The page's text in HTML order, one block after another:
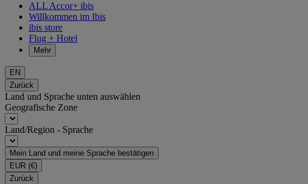
ALL Accor+ ibis
Willkommen im Ibis
ibis store
Flug + Hotel
Mehr
EN
Zurück
Land und Sprache unten auswählen
Geografische Zone
Land/Region - Sprache
Mein Land und meine Sprache bestätigen
EUR (€)
Zurück